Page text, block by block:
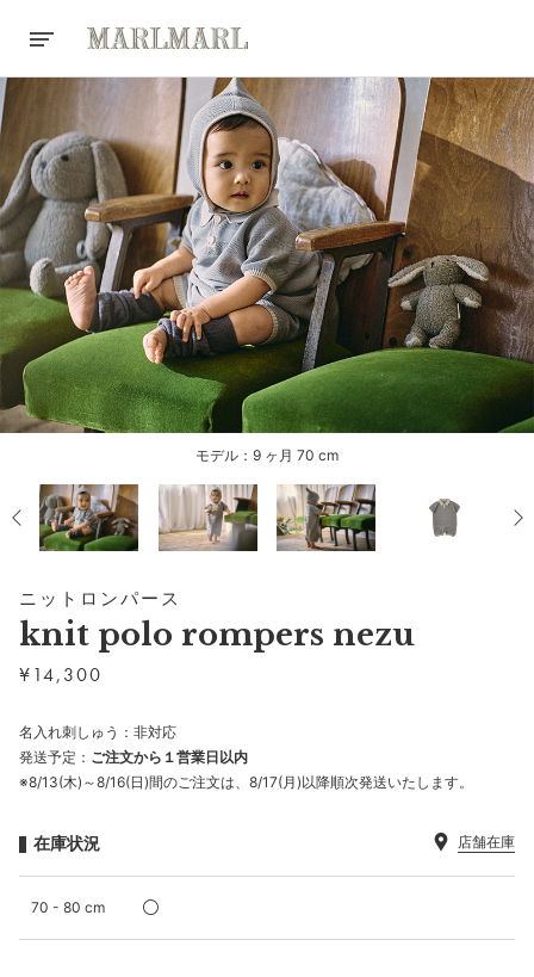
モデル：9 ヶ月 70 cm
ニットロンパース
knit polo rompers nezu
¥14,300
名入れ刺しゅう：非対応
発送予定： ご注文から１営業日以内
※8/13(木)～8/16(日)間のご注文は、8/17(月)以降順次発送いたします。
在庫状況 店舗在庫
70 - 80 cm